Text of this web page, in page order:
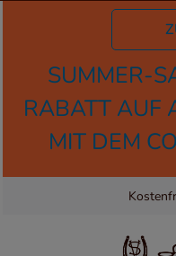
SUMMER-
RABATT AUF
MIT DEM